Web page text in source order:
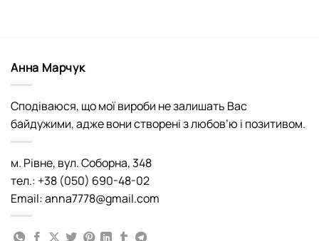
Анна Марчук
Сподіваюся, що мої вироби не залишать Вас
байдужими, адже вони створені з любов’ю і позитивом.
м. Рівне, вул. Соборна, 348
тел.: +38 (050) 690-48-02
Email: anna7778@gmail.com